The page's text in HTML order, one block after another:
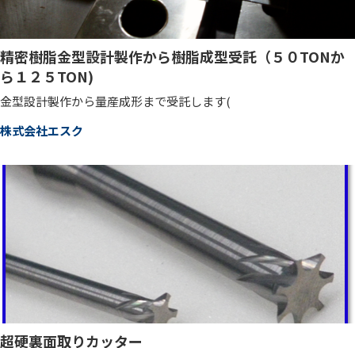
精密樹脂金型設計製作から樹脂成型受託（５０TONか
ら１２５TON)
金型設計製作から量産成形まで受託します(
株式会社エスク
超硬裏面取りカッター